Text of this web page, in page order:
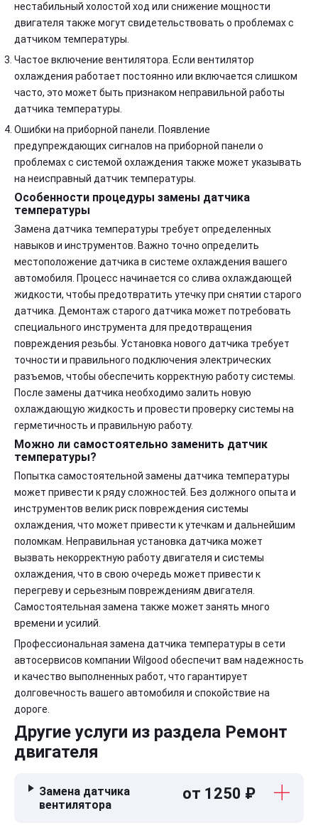
нестабильный холостой ход или снижение мощности
двигателя также могут свидетельствовать о проблемах с
датчиком температуры.
Частое включение вентилятора. Если вентилятор
охлаждения работает постоянно или включается слишком
часто, это может быть признаком неправильной работы
датчика температуры.
Ошибки на приборной панели. Появление
предупреждающих сигналов на приборной панели о
проблемах с системой охлаждения также может указывать
на неисправный датчик температуры.
Особенности процедуры замены датчика
температуры
Замена датчика температуры требует определенных
навыков и инструментов. Важно точно определить
местоположение датчика в системе охлаждения вашего
автомобиля. Процесс начинается со слива охлаждающей
жидкости, чтобы предотвратить утечку при снятии старого
датчика. Демонтаж старого датчика может потребовать
специального инструмента для предотвращения
повреждения резьбы. Установка нового датчика требует
точности и правильного подключения электрических
разъемов, чтобы обеспечить корректную работу системы.
После замены датчика необходимо залить новую
охлаждающую жидкость и провести проверку системы на
герметичность и правильную работу.
Можно ли самостоятельно заменить датчик
температуры?
Попытка самостоятельной замены датчика температуры
может привести к ряду сложностей. Без должного опыта и
инструментов велик риск повреждения системы
охлаждения, что может привести к утечкам и дальнейшим
поломкам. Неправильная установка датчика может
вызвать некорректную работу двигателя и системы
охлаждения, что в свою очередь может привести к
перегреву и серьезным повреждениям двигателя.
Самостоятельная замена также может занять много
времени и усилий.
Профессиональная замена датчика температуры в сети
автосервисов компании Wilgood обеспечит вам надежность
и качество выполненных работ, что гарантирует
долговечность вашего автомобиля и спокойствие на
дороге.
Другие услуги из раздела Ремонт
двигателя
Замена датчика
вентилятора
от 1250 ₽